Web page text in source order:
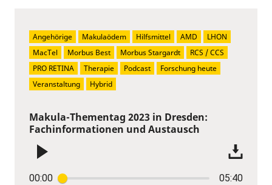
Makula-Thementag 2023 in Dresden:
Fachinformationen und Austausch
00:00 05:40
Angehörige Makulaödem Hilfsmittel AMD
LHON
MacTel
Morbus Best Morbus Stargardt
RCS / CCS
PRO RETINA
Therapie Podcast
Forschung heute
Veranstaltung
Hybrid